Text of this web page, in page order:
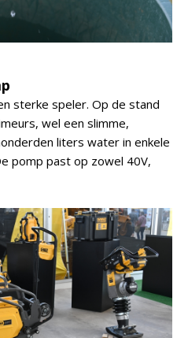
sterke speler. Op de stand
wel een slimme,
liters water in enkele
pomp past op zowel 40V,